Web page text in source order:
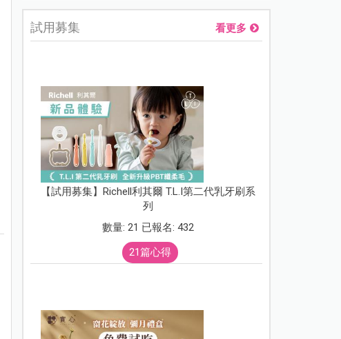
試用募集 看更多
【試用募集】Richell利其爾 T.L.I第二代乳牙刷系
列
數量: 21 已報名: 432
21篇心得